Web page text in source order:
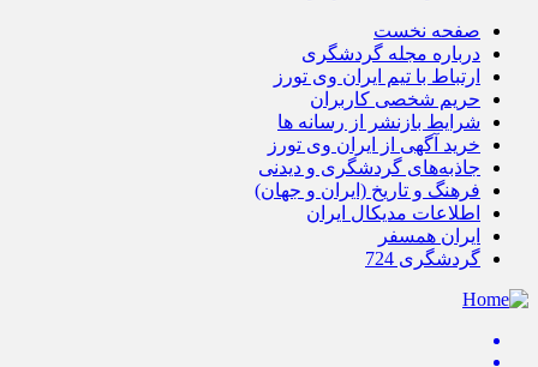
صفحه نخست
درباره مجله گردشگری
ارتباط با تیم ایران وی تورز
حریم شخصی کاربران
شرایط بازنشر از رسانه ها
خرید آگهی از ایران وی تورز
جاذبه‌های گردشگری و دیدنی
فرهنگ و تاریخ (ایران و جهان)
اطلاعات مدیکال ایران
ایران همسفر
گردشگری 724